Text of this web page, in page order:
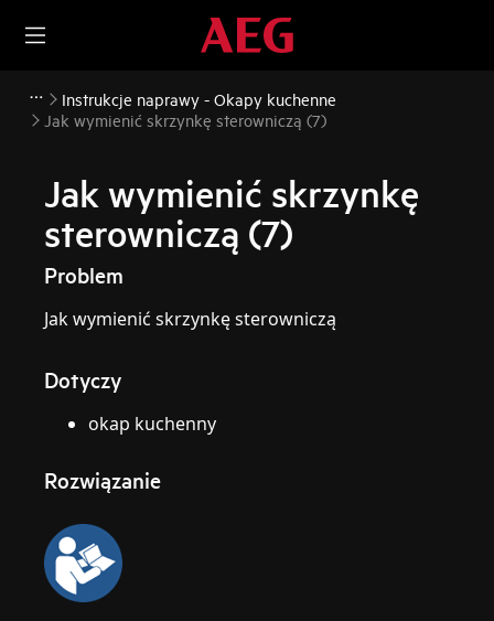
Instrukcje naprawy - Okapy kuchenne
Jak wymienić skrzynkę sterowniczą (7)
Jak wymienić skrzynkę
sterowniczą (7)
Problem
Jak wymienić skrzynkę sterowniczą
Dotyczy
okap kuchenny
Rozwiązanie